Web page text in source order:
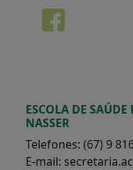
ESCOLA DE
NASSER
Telefones: (67) 9
E-mail: